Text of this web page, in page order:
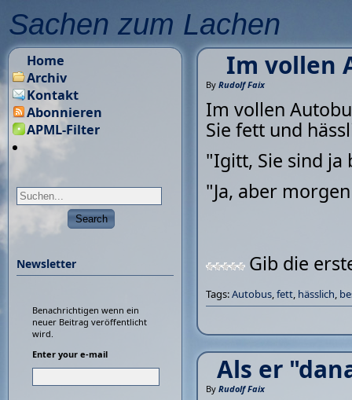
Sachen zum Lachen
Im vollen
By Rudolf Faix
Im vollen
Sie fett und
"Igitt, Sie sind ja
"Ja, aber
Gib die
Tags:Autobus,fett, hässlich,
Als er
By Rudolf Faix
Home
Archiv
Kontakt
Abonnieren
APML-Filter
Newsletter
Benachrichtigen wenn ein
neuer Beitrag veröffentlicht
wird.
Enter your e-mail